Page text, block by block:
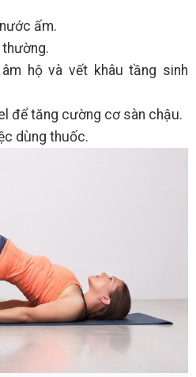
ấm.
hộ và vết khâu tầng sinh
để tăng cường cơ sàn chậu.
dùng thuốc.